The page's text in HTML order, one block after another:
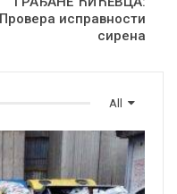
Провера исправности
сирена
All